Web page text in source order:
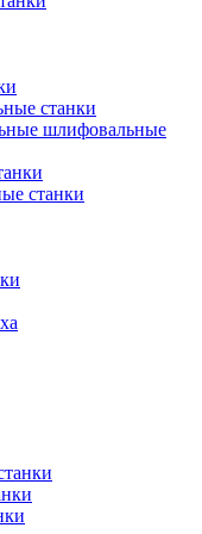
станки
шлифовальные
станки